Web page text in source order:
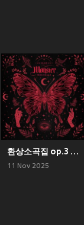
환상소곡집 op.3 <Monster>
11 Nov 2025